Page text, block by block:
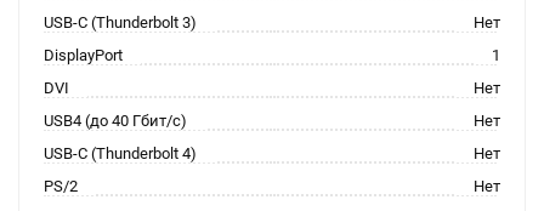
USB-C (Thunderbolt 3)
Нет
DisplayPort
1
DVI
Нет
USB4 (до 40 Гбит/с)
Нет
USB-C (Thunderbolt 4)
Нет
PS/2
Нет